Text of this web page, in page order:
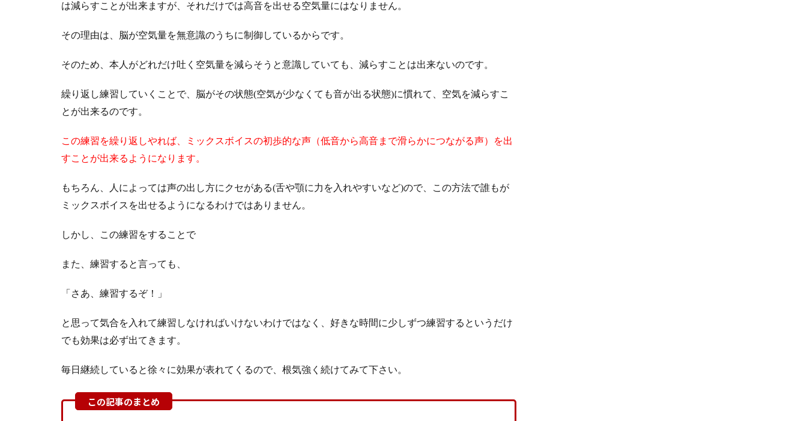
は減らすことが出来ますが、それだけでは高音を出せる空気量にはなりません。
その理由は、脳が空気量を無意識のうちに制御しているからです。
そのため、本人がどれだけ吐く空気量を減らそうと意識していても、減らすことは出来ないのです。
繰り返し練習していくことで、脳がその状態(空気が少なくても音が出る状態)に慣れて、空気を減らすこ
とが出来るのです。
この練習を繰り返しやれば、ミックスボイスの初歩的な声（低音から高音まで滑らかにつながる声）を出
すことが出来るようになります。
もちろん、人によっては声の出し方にクセがある(舌や顎に力を入れやすいなど)ので、この方法で誰もが
ミックスボイスを出せるようになるわけではありません。
しかし、この練習をすることで
また、練習すると言っても、
「さあ、練習するぞ！」
と思って気合を入れて練習しなければいけないわけではなく、好きな時間に少しずつ練習するというだけ
でも効果は必ず出てきます。
毎日継続していると徐々に効果が表れてくるので、根気強く続けてみて下さい。